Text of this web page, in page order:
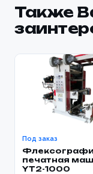
Также
Под заказ
печатная
YT2-1000